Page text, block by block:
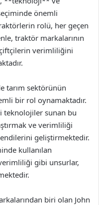
önemli
rolü, her geçen
traktör markalarının
verimliliğini
tarım sektörünün
bir rol oynamaktadır.
teknolojiler sunan bu
ve verimliliği
geliştirmektedir.
kullanılan
gibi unsurlar,
biri olan John